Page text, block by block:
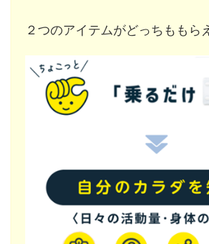
２つのアイテムがどっちももら